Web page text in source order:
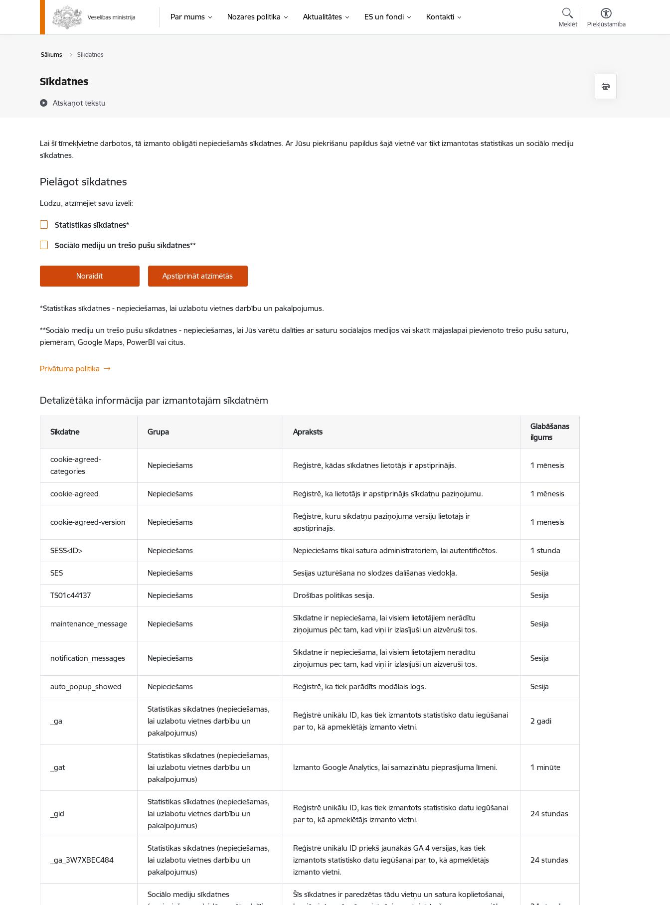
Pāriet uz lapas saturu
Par mums Nozares politika Aktualitātes ES un fondi Kontakti
Meklēt Piekļūstamība
Sākums Sīkdatnes
Sīkdatnes
Atskaņot tekstu
Lai šī tīmekļvietne darbotos, tā izmanto obligāti nepieciešamās sīkdatnes. Ar Jūsu piekrišanu papildus šajā vietnē var tikt izmantotas statistikas un sociālo mediju
sīkdatnes.
Pielāgot sīkdatnes
Lūdzu, atzīmējiet savu izvēli:
Statistikas sīkdatnes*
Sociālo mediju un trešo pušu sīkdatnes**
Noraidīt Apstiprināt atzīmētās
*Statistikas sīkdatnes - nepieciešamas, lai uzlabotu vietnes darbību un pakalpojumus.
**Sociālo mediju un trešo pušu sīkdatnes - nepieciešamas, lai Jūs varētu dalīties ar saturu sociālajos medijos vai skatīt mājaslapai pievienoto trešo pušu saturu,
piemēram, Google Maps, PowerBI vai citus.
Privātuma politika
Detalizētāka informācija par izmantotajām sīkdatnēm
Sīkdatne Grupa Apraksts
Glabāšanas
ilgums
cookie-agreed-
categories
Nepieciešams Reģistrē, kādas sīkdatnes lietotājs ir apstiprinājis. 1 mēnesis
cookie-agreed Nepieciešams Reģistrē, ka lietotājs ir apstiprinājis sīkdatņu paziņojumu. 1 mēnesis
cookie-agreed-version Nepieciešams
Reģistrē, kuru sīkdatņu paziņojuma versiju lietotājs ir
apstiprinājis.
1 mēnesis
SESS<ID> Nepieciešams Nepieciešams tikai satura administratoriem, lai autentificētos. 1 stunda
SES Nepieciešams Sesijas uzturēšana no slodzes dalīšanas viedokļa. Sesija
TS01c44137 Nepieciešams Drošības politikas sesija. Sesija
maintenance_message Nepieciešams
Sīkdatne ir nepieciešama, lai visiem lietotājiem nerādītu
ziņojumus pēc tam, kad viņi ir izlasījuši un aizvēruši tos.
Sesija
notification_messages Nepieciešams
Sīkdatne ir nepieciešama, lai visiem lietotājiem nerādītu
ziņojumus pēc tam, kad viņi ir izlasījuši un aizvēruši tos.
Sesija
auto_popup_showed Nepieciešams Reģistrē, ka tiek parādīts modālais logs. Sesija
_ga
Statistikas sīkdatnes (nepieciešamas,
lai uzlabotu vietnes darbību un
pakalpojumus)
Reģistrē unikālu ID, kas tiek izmantots statistisko datu iegūšanai
par to, kā apmeklētājs izmanto vietni.
2 gadi
_gat
Statistikas sīkdatnes (nepieciešamas,
lai uzlabotu vietnes darbību un
pakalpojumus)
Izmanto Google Analytics, lai samazinātu pieprasījuma līmeni. 1 minūte
_gid
Statistikas sīkdatnes (nepieciešamas,
lai uzlabotu vietnes darbību un
pakalpojumus)
Reģistrē unikālu ID, kas tiek izmantots statistisko datu iegūšanai
par to, kā apmeklētājs izmanto vietni.
24 stundas
_ga_3W7XBEC484
Statistikas sīkdatnes (nepieciešamas,
lai uzlabotu vietnes darbību un
pakalpojumus)
Reģistrē unikālu ID priekš jaunākās GA 4 versijas, kas tiek
izmantots statistisko datu iegūšanai par to, kā apmeklētājs
izmanto vietni.
24 stundas
Sociālo mediju sīkdatnes
Šīs sīkdatnes ir paredzētas tādu vietņu un satura koplietošanai,